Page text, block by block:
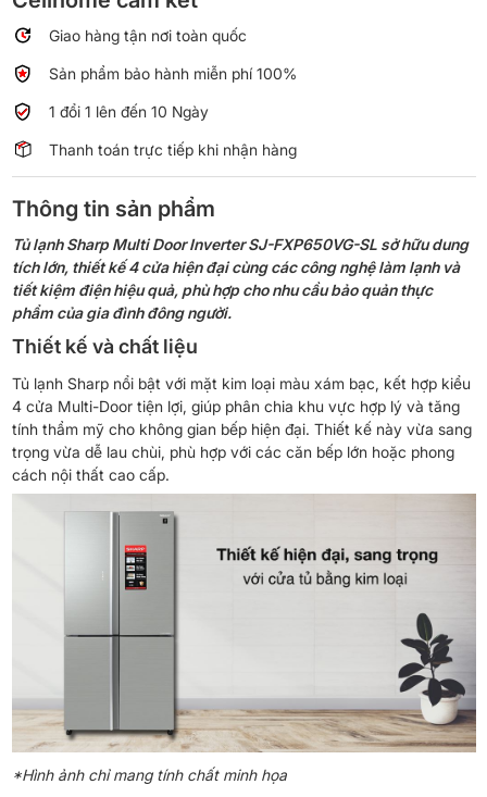
Door
SJ-
S
số
Giao hàng tận nơi toàn quốc
Sản phẩm bảo hành miễn phí 100%
1 đổi 1 lên đến 10 Ngày
Thanh toán trực tiếp khi nhận hàng
Thông tin sản phẩm
Tủ lạnh Sharp Multi Door Inverter SJ-FXP650VG-SL sở hữu dung
tích lớn, thiết kế 4 cửa hiện đại cùng các công nghệ làm lạnh và
tiết kiệm điện hiệu quả, phù hợp cho nhu cầu bảo quản thực
phẩm của gia đình đông người.
Thiết kế và chất liệu
Tủ lạnh Sharp nổi bật với mặt kim loại màu xám bạc, kết hợp kiểu
4 cửa Multi-Door tiện lợi, giúp phân chia khu vực hợp lý và tăng
tính thẩm mỹ cho không gian bếp hiện đại. Thiết kế này vừa sang
trọng vừa dễ lau chùi, phù hợp với các căn bếp lớn hoặc phong
cách nội thất cao cấp.
*Hình ảnh chỉ mang tính chất minh họa